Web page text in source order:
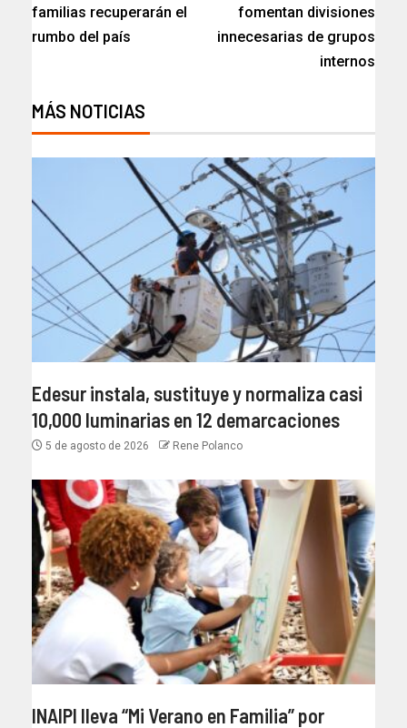
familias recuperarán el
rumbo del país
fomentan divisiones
innecesarias de grupos
internos
MÁS NOTICIAS
Edesur instala, sustituye y normaliza casi
10,000 luminarias en 12 demarcaciones
5 de agosto de 2026 Rene Polanco
INAIPI lleva “Mi Verano en Familia” por